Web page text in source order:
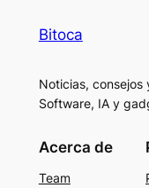
Bitoca
Noticias, consejos
Software, IA y
Acerca de
Team